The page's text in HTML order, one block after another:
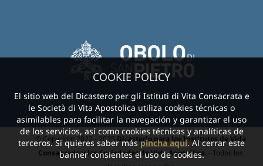
© Copyright 2022 - 2025Dicasterio para los Institutos de Vida
Consagrada y las Sociedades de Vida Apostólica. - Todos los
COOKIE POLICY
El sitio web del Dicastero per gli Istituti di Vita Consacrata e
le Società di Vita Apostolica utiliza cookies técnicas o
asimilables para facilitar la navegación y garantizar el uso
de los servicios, así como cookies técnicas y analíticas de
terceros. Si quieres saber máspincha aquí. Al cerrar este
banner consientes el uso de cookies.